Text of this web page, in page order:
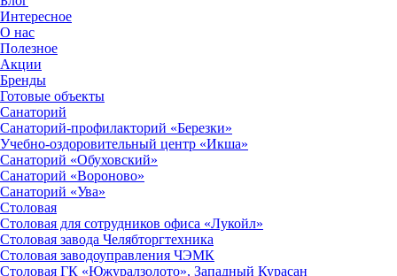
Интересное
О нас
Полезное
Акции
Бренды
Готовые объекты
Санаторий
Санаторий-профилакторий «Березки»
Учебно-оздоровительный центр «Икша»
Санаторий «Обуховский»
Санаторий «Вороново»
Санаторий «Ува»
Столовая
Столовая для сотрудников офиса «Лукойл»
Столовая завода Челябторгтехника
Столовая заводоуправления ЧЭМК
Столовая ГК «Южуралзолото», Западный Курасан